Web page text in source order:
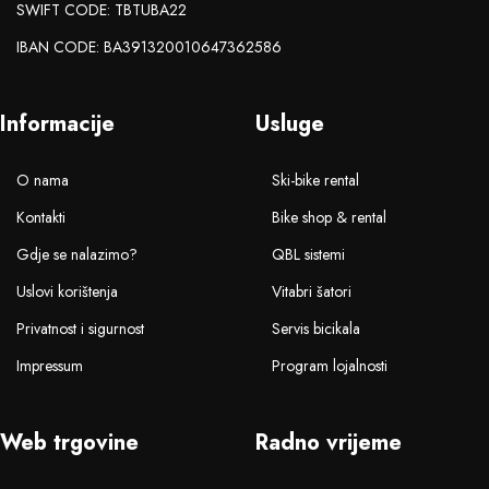
SWIFT CODE: TBTUBA22
IBAN CODE: BA391320010647362586
Informacije
O nama
Kontakti
Gdje se nalazimo?
Uslovi korištenja
Privatnost i sigurnost
Impressum
Usluge
Ski-bike rental
Bike shop & rental
QBL sistemi
Vitabri šatori
Servis bicikala
Program lojalnosti
Web trgovine Radno vrijeme